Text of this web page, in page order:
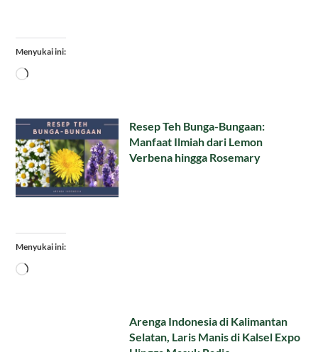
Menyukai ini:
Memuat...
Resep Teh Bunga-Bungaan:
Manfaat Ilmiah dari Lemon
Verbena hingga Rosemary
Menyukai ini:
Memuat...
Arenga Indonesia di Kalimantan
Selatan, Laris Manis di Kalsel Expo